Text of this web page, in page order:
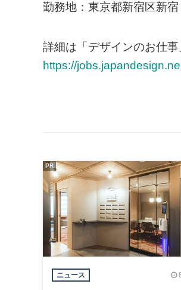
勤務地：東京都新宿区新
詳細は「デザインのお仕
https://
ニュース
PR